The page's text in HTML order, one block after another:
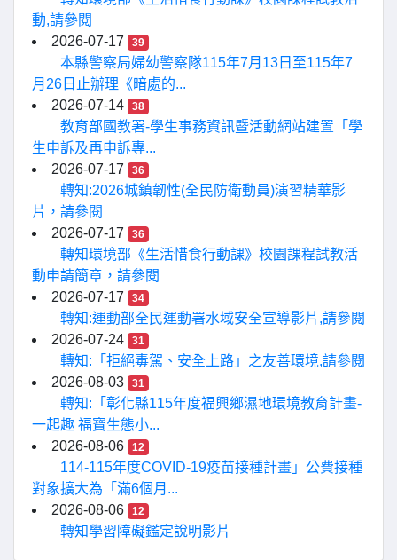
動,請參閱
2026-07-17
39
本縣警察局婦幼警察隊115年7月13日至115年7
月26日止辦理《暗處的...
2026-07-14
38
教育部國教署-學生事務資訊暨活動網站建置「學
生申訴及再申訴專...
2026-07-17
36
轉知:2026城鎮韌性(全民防衛動員)演習精華影
片，請參閱
2026-07-17
36
轉知環境部《生活惜食行動課》校園課程試教活
動申請簡章，請參閱
2026-07-17
34
轉知:運動部全民運動署水域安全宣導影片,請參閱
2026-07-24
31
轉知:「拒絕毒駕、安全上路」之友善環境,請參閱
2026-08-03
31
轉知:「彰化縣115年度福興鄉濕地環境教育計畫-
一起趣 福寶生態小...
2026-08-06
12
114-115年度COVID-19疫苗接種計畫」公費接種
對象擴大為「滿6個月...
2026-08-06
12
轉知學習障礙鑑定說明影片